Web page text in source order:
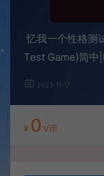
忆我一个性格
Test Game)简中
2023-11-17
¥ 0 V币